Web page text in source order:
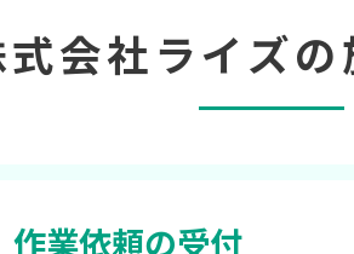
会社ライズ
作業依頼の受付